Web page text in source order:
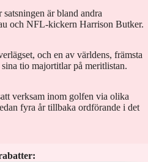
är bland andra
och NFL-kickern Harrison Butker.
och en av världens, främsta
tio majortitlar på meritlistan.
verksam inom golfen via olika
fyra år tillbaka ordförande i det